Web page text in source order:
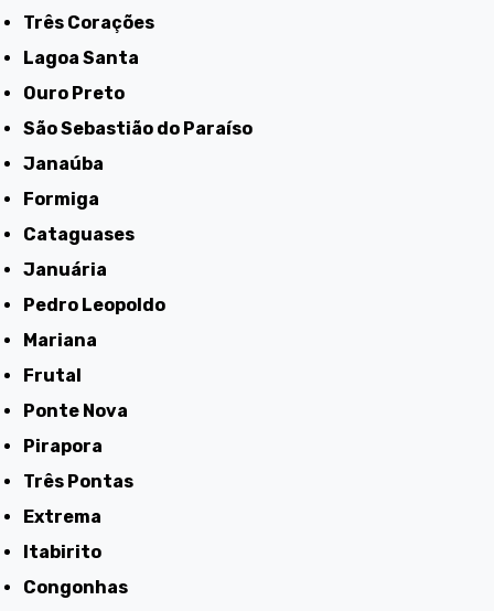
Três Corações
Lagoa Santa
Ouro Preto
São Sebastião do Paraíso
Janaúba
Formiga
Cataguases
Januária
Pedro Leopoldo
Mariana
Frutal
Ponte Nova
Pirapora
Três Pontas
Extrema
Itabirito
Congonhas